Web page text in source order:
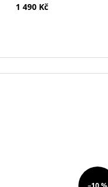
1 490 Kč